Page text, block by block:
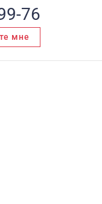
76
мне